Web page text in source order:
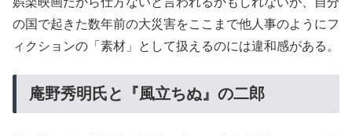
の国で起きた数年前の大災害をここまで他人事のようにフ
ィクションの「素材」として扱えるのには違和感がある。
庵野秀明氏と『風立ちぬ』の二郎